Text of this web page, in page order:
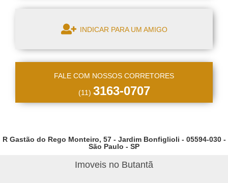
INDICAR PARA UM AMIGO
FALE COM NOSSOS CORRETORES
(11) 3163-0707
R Gastão do Rego Monteiro, 57 - Jardim Bonfiglioli - 05594-030 -
São Paulo - SP
Imoveis no Butantã